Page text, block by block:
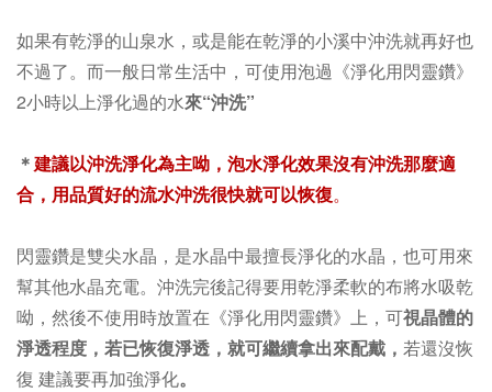
如果有乾淨的山泉水，或是能在乾淨的小溪中沖洗就再好也
不過了。而一般日常生活中， 可使用泡過《淨化用閃靈鑽》
2小時以上淨化過的水來“沖洗”
＊建議以沖洗淨化為主呦，泡水淨化效果沒有沖洗那麼適
合， 用品質好的流水沖洗很快就可以恢復。
閃靈鑽是雙尖水晶，是水晶中最擅長淨化的水晶，也可用來
幫其他水晶充電。沖洗完後記得要用乾淨柔軟的布將水吸乾
呦，然後不使用時放置在 《淨化用閃靈鑽》上 ，可視晶體的
淨透程度，若已恢復淨透，就可繼續拿出來配戴， 若還沒恢
復 建議要再加強淨化。